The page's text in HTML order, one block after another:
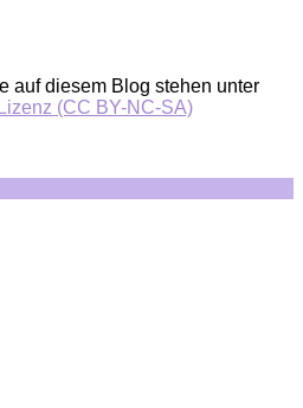
auf diesem Blog stehen unter
(CC BY-NC-SA)